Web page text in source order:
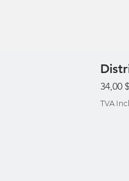
Aperçu
Prix
34,00
TVA